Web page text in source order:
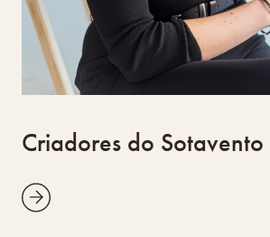
Criadores do Sotavento